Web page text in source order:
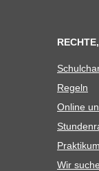
Regeln
Online
Wir